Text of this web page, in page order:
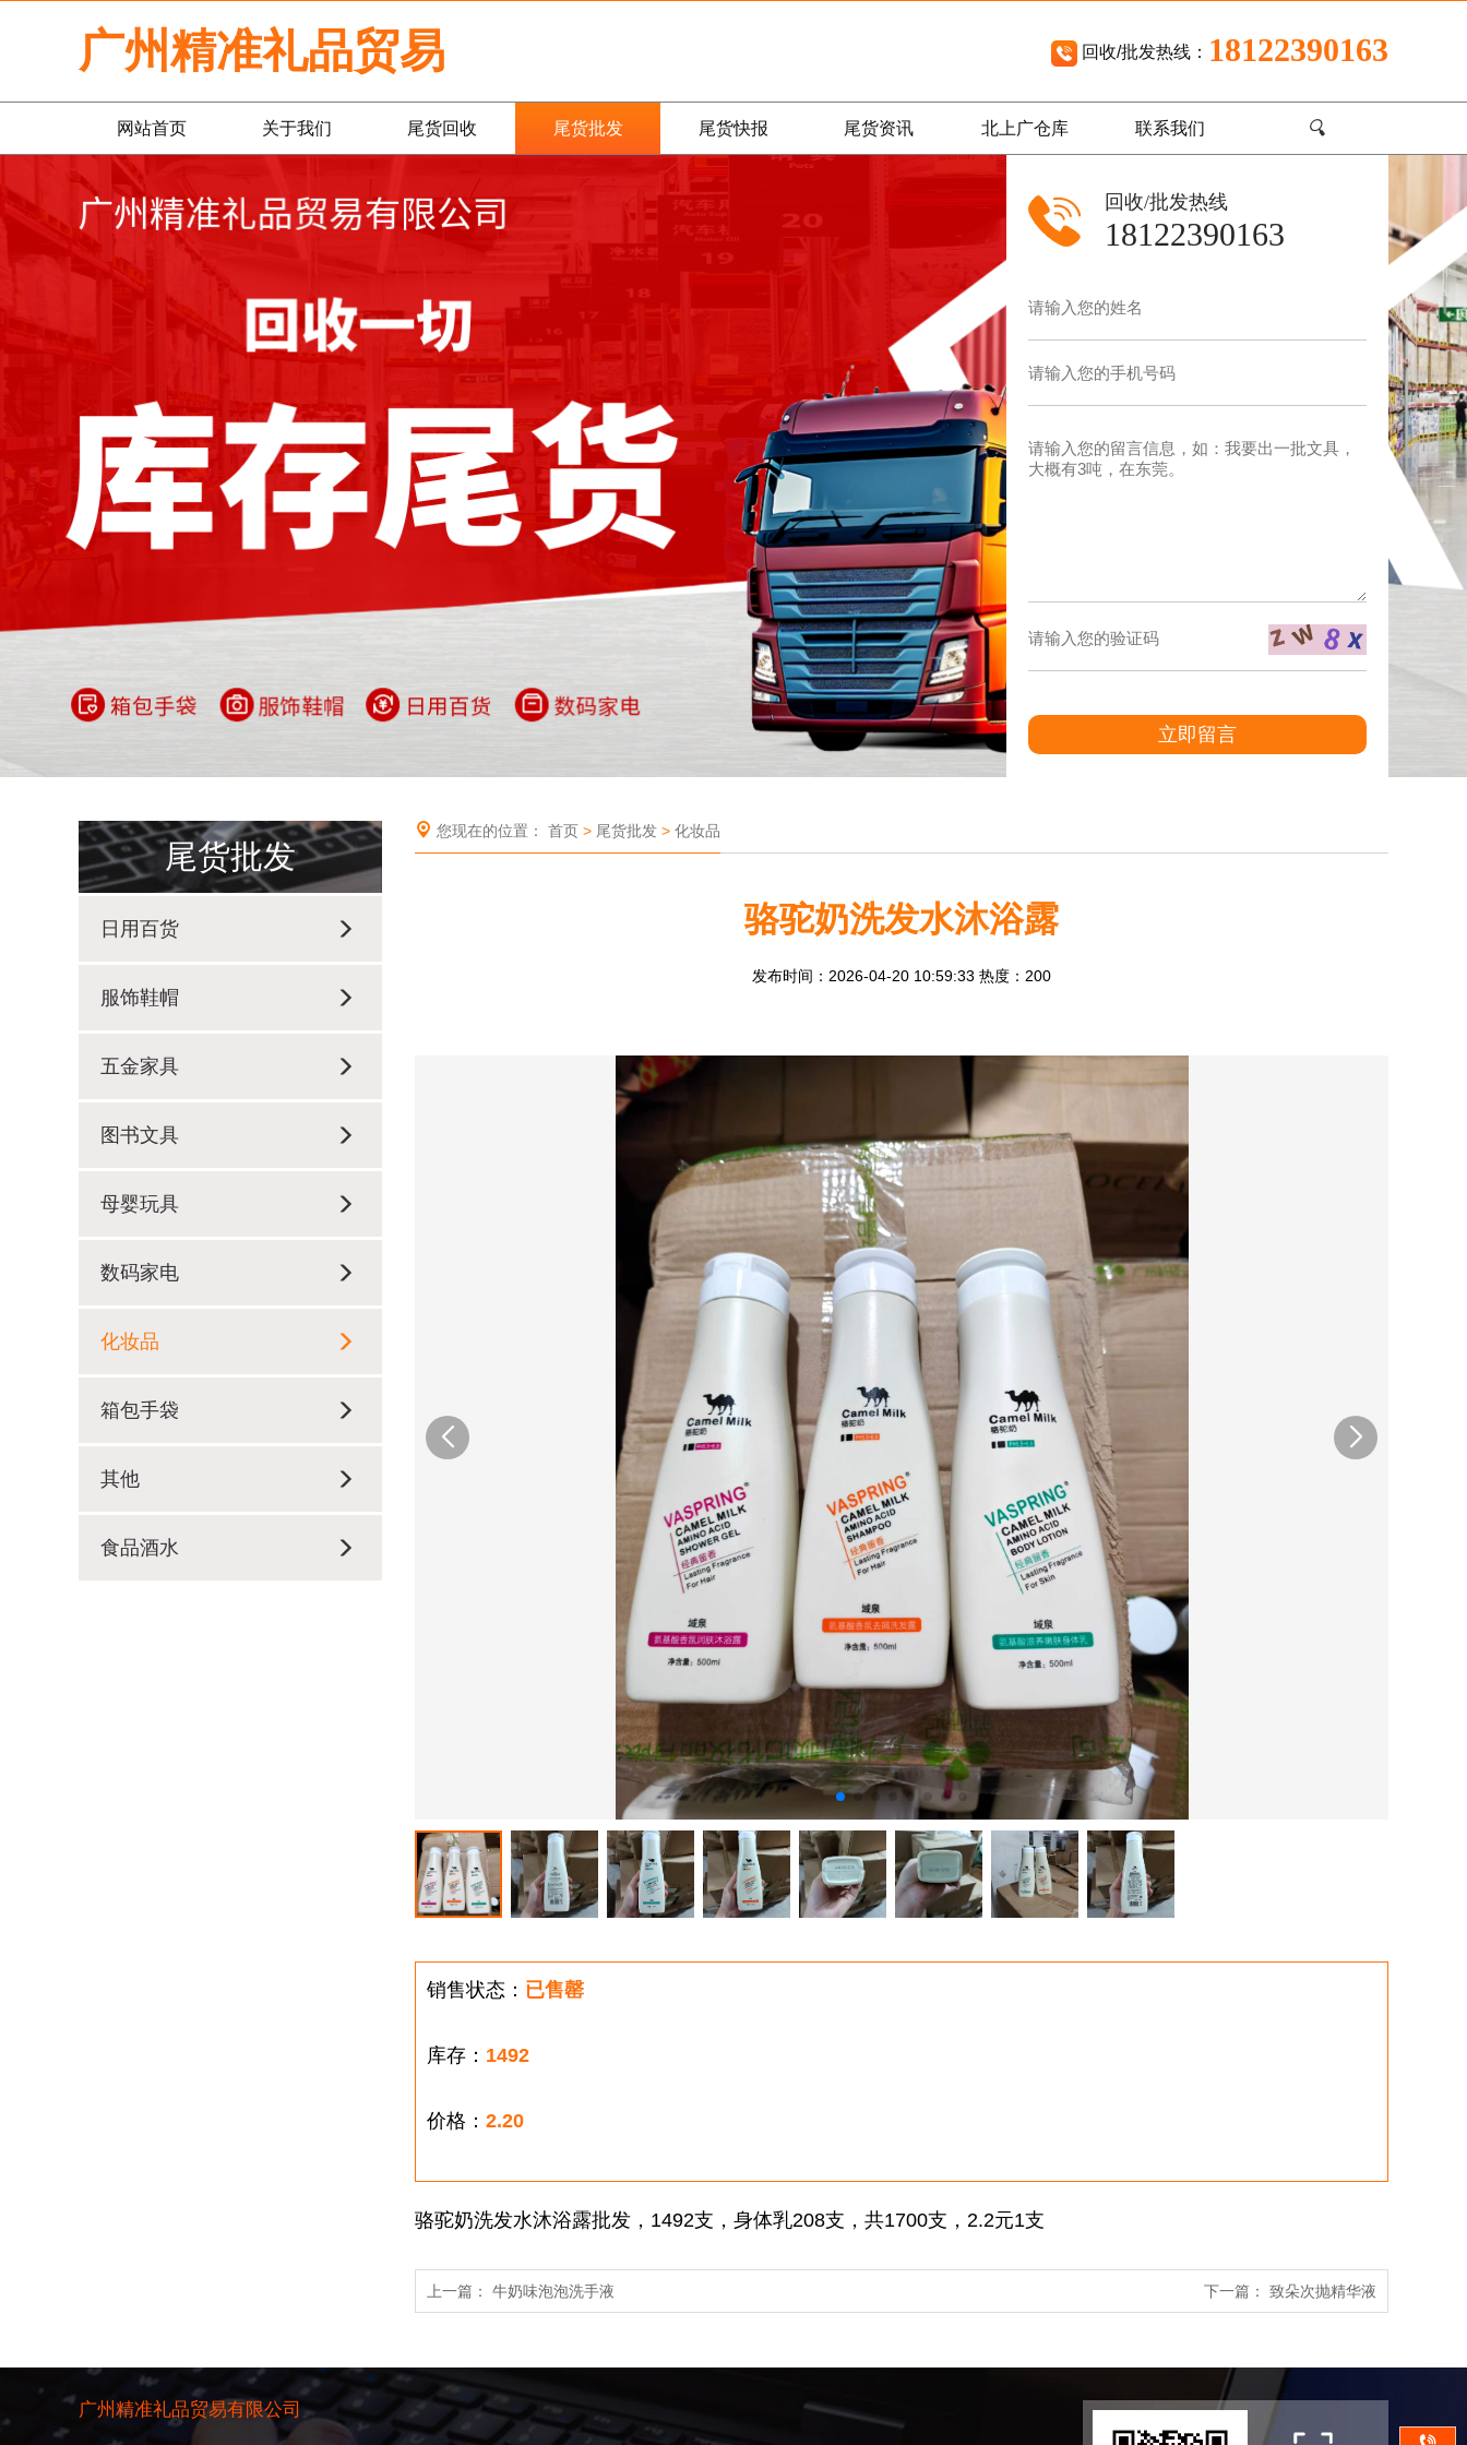
广州精准礼品贸易 回收/批发热线： 18122390163
网站首页 关于我们 尾货回收 尾货批发 尾货快报 尾货资讯 北上广仓库 联系我们 🔍
回收/批发热线
18122390163
立即留言
尾货批发
日用百货
服饰鞋帽
五金家具
图书文具
母婴玩具
数码家电
化妆品
箱包手袋
其他
食品酒水
您现在的位置： 首页> 尾货批发> 化妆品
骆驼奶洗发水沐浴露
发布时间：2026-04-20 10:59:33 热度：200
销售状态： 已售罄
库存： 1492
价格： 2.20
骆驼奶洗发水沐浴露批发，1492支，身体乳208支，共1700支，2.2元1支
上一篇： 牛奶味泡泡洗手液 下一篇： 致朵次抛精华液
广州精准礼品贸易有限公司